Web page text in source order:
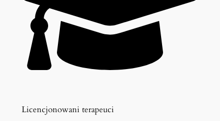
Licencjonowani terapeuci